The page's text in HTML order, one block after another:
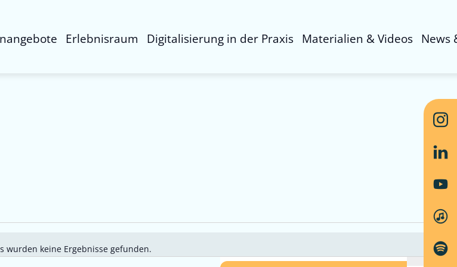
Erlebnisraum Digitalisierung in der Praxis Materialien & Videos News
Hinweis
wurden keine Ergebnisse gefunden.